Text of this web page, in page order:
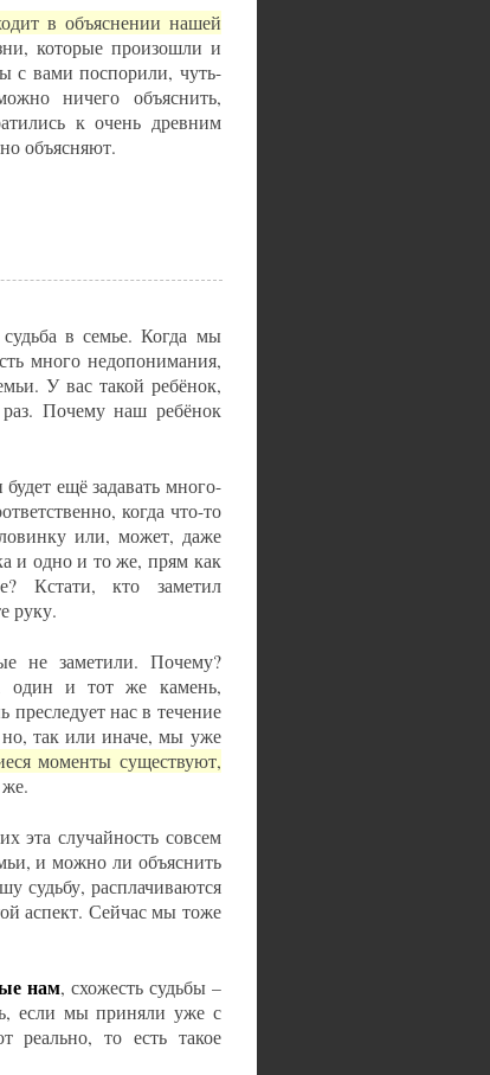
в объяснении нашей
которые произошли и
с вами поспорили, чуть-
ничего объяснить,
к очень древним
объясняют.
в семье. Когда мы
много недопонимания,
У вас такой ребёнок,
Почему наш ребёнок
ещё задавать много-
когда что-то
или, может, даже
и одно и то же, прям как
Кстати, кто заметил
руку.
не заметили. Почему?
один и тот же камень,
нас в течение
так или иначе, мы уже
моменты существуют,
эта случайность совсем
и можно ли объяснить
судьбу, расплачиваются
аспект. Сейчас мы тоже
нам, схожесть судьбы –
если мы приняли уже с
реально, то есть такое